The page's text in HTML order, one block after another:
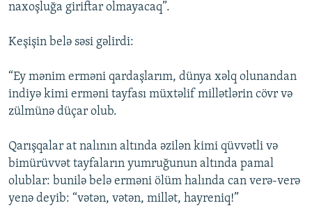
naxoşluğa giriftar olmayacaq”.
Keşişin belə səsi gəlirdi:
“Ey mənim erməni qardaşlarım, dünya xəlq olunandan
indiyə kimi erməni tayfası müxtəlif millətlərin cövr və
zülmünə düçar olub.
Qarışqalar at nalının altında əzilən kimi qüvvətli və
bimürüvvət tayfaların yumruğunun altında pamal
olublar: bunilə belə erməni ölüm halında can verə-verə
yenə deyib: “vətən, vətən, millət, hayreniq!”